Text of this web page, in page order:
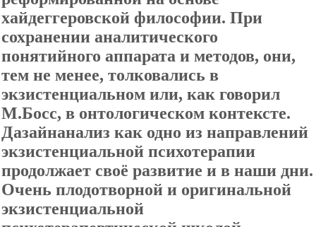
хайдеггеровской философии. При
сохранении аналитического
понятийного аппарата и методов, они,
тем не менее, толковались в
экзистенциальном или, как говорил
М.Босс, в онтологическом контексте.
Дазайнанализ как одно из направлений
экзистенциальной психотерапии
продолжает своё развитие и в наши дни.
Очень плодотворной и оригинальной
экзистенциальной